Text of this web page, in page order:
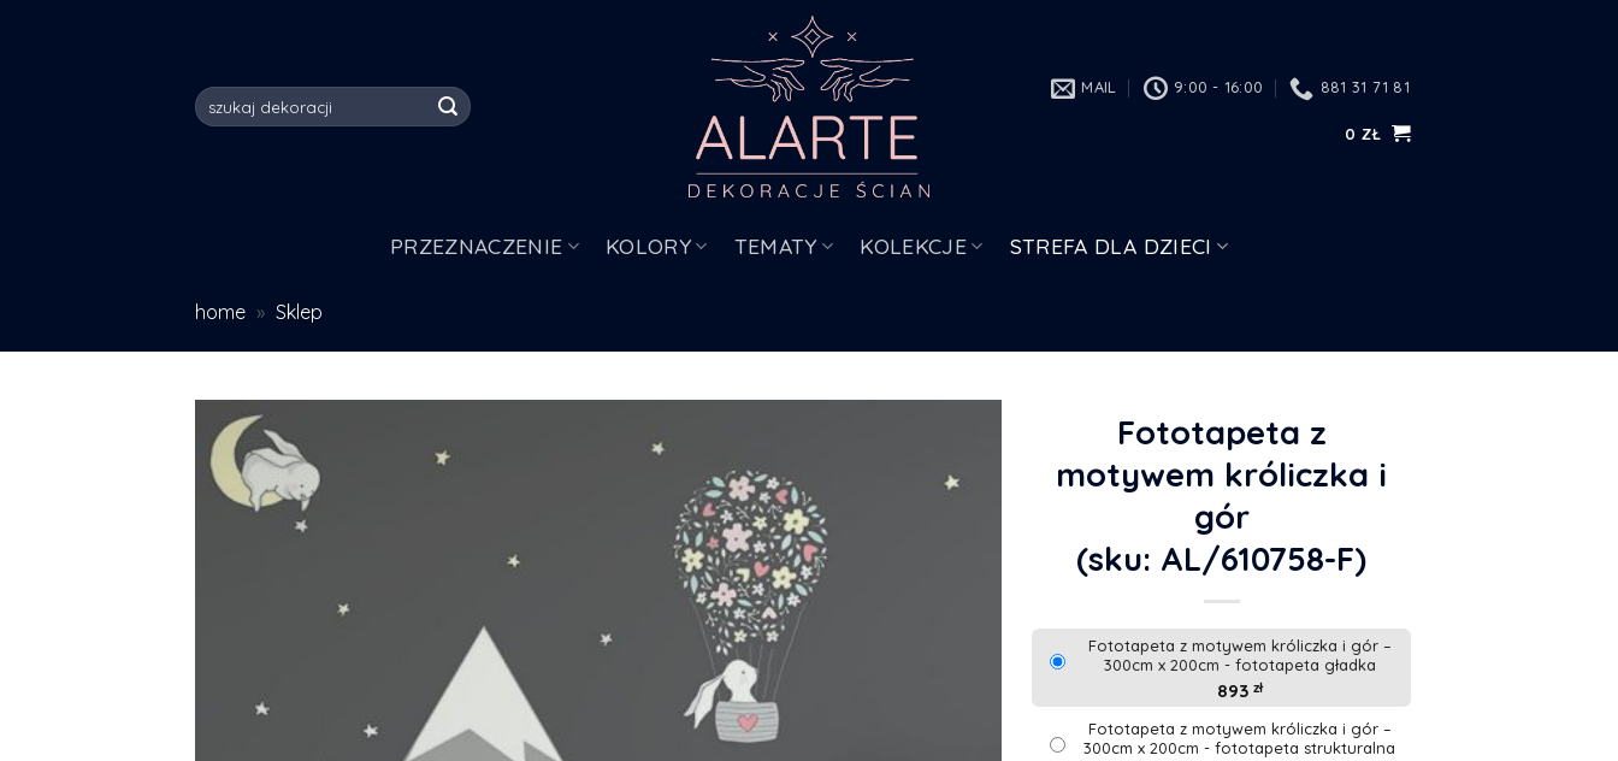
Szukaj:
MAIL 9:00 - 16:00 881 31 71 81
0 ZŁ
PRZEZNACZENIE KOLORY TEMATY KOLEKCJE STREFA DLA DZIECI
home » Sklep
Fototapeta z
motywem króliczka i
gór
(sku: AL/610758-F)
Fototapeta z motywem króliczka i gór –
300cm x 200cm - fototapeta gładka
893 zł
Fototapeta z motywem króliczka i gór –
300cm x 200cm - fototapeta strukturalna